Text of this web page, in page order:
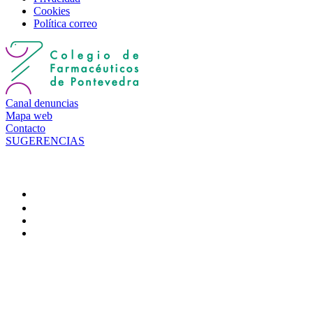
Cookies
Política correo
Canal denuncias
Mapa web
Contacto
SUGERENCIAS